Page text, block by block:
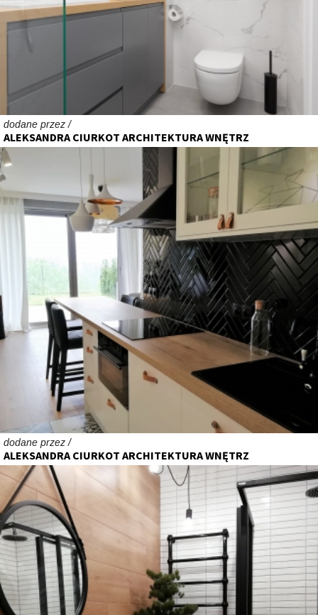
dodane przez /
ALEKSANDRA CIURKOT ARCHITEKTURA WNĘTRZ
dodane przez /
ALEKSANDRA CIURKOT ARCHITEKTURA WNĘTRZ